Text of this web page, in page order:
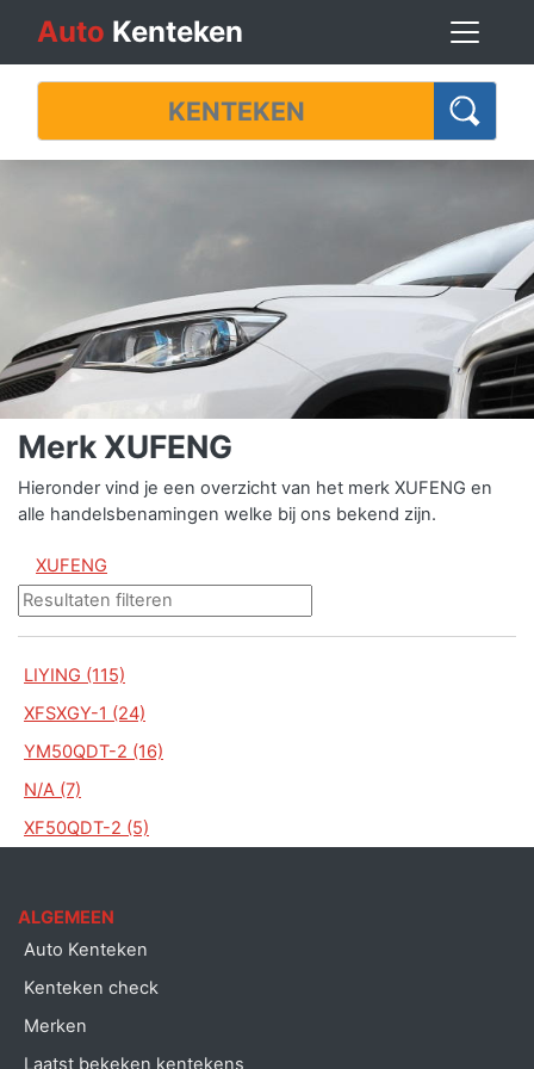
Auto Kenteken
Merk XUFENG
Hieronder vind je een overzicht van het merk XUFENG en
alle handelsbenamingen welke bij ons bekend zijn.
XUFENG
LIYING (115)
XFSXGY-1 (24)
YM50QDT-2 (16)
N/A (7)
XF50QDT-2 (5)
ALGEMEEN
Auto Kenteken
Kenteken check
Merken
Laatst bekeken kentekens